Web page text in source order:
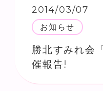
2014/03/07
お知らせ
勝北すみれ会
催報告!